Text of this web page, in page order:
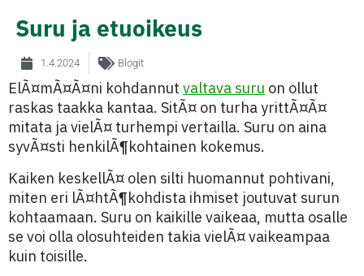
Suru ja etuoikeus
1.4.2024 Blogit
ElÃ¤mÃ¤Ã¤ni kohdannut valtava suru on ollut
raskas taakka kantaa. SitÃ¤ on turha yrittÃ¤Ã¤
mitata ja vielÃ¤ turhempi vertailla. Suru on aina
syvÃ¤sti henkilÃ¶kohtainen kokemus.
Kaiken keskellÃ¤ olen silti huomannut pohtivani,
miten eri lÃ¤htÃ¶kohdista ihmiset joutuvat surun
kohtaamaan. Suru on kaikille vaikeaa, mutta osalle
se voi olla olosuhteiden takia vielÃ¤ vaikeampaa
kuin toisille.